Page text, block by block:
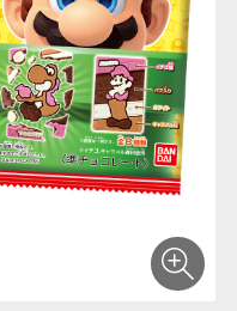
ズ アンパンマン
ん
ル
ポケモンスケールワ
ールド